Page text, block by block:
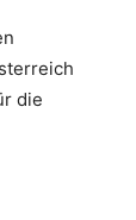
die